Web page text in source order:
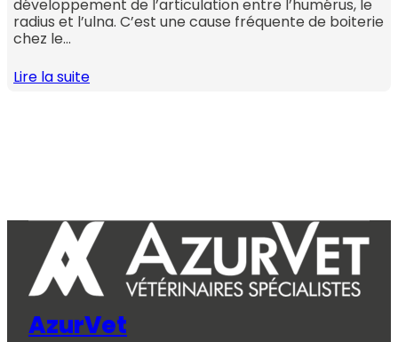
développement de l’articulation entre l’humérus, le
radius et l’ulna. C’est une cause fréquente de boiterie
chez le…
Lire la suite
AzurVet